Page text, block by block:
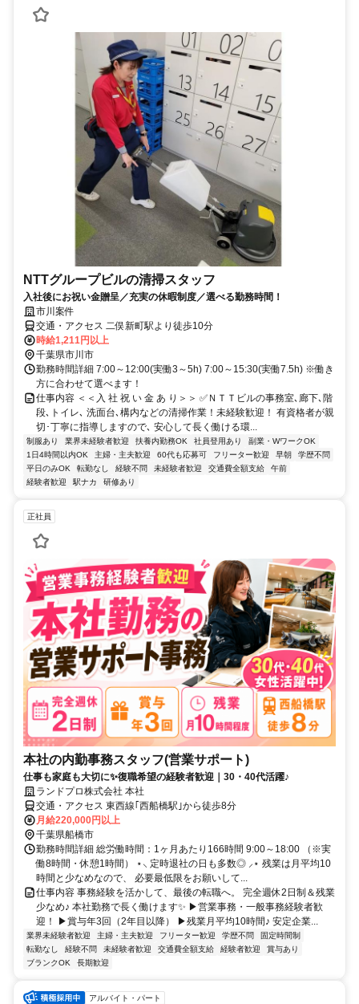
NTTグループビルの清掃スタッフ
入社後にお祝い金贈呈／充実の休暇制度／選べる勤務時間！
市川案件
交通・アクセス 二俣新町駅より徒歩10分
時給1,211円以上
千葉県市川市
勤務時間詳細 7:00～12:00(実働3～5h) 7:00～15:30(実働7.5h) ※働き
方に合わせて選べます！
仕事内容 ＜＜入 社 祝 い 金 あ り＞＞ ✅ＮＴＴビルの事務室､廊下､階
段､トイレ､ 洗面台､構内などの清掃作業！未経験歓迎！ 有資格者が親
切･丁寧に指導しますので､ 安心して長く働ける環...
制服あり 業界未経験者歓迎 扶養内勤務OK 社員登用あり
副業・WワークOK
1日4時間以内OK
主婦・主夫歓迎 60代も応募可 フリーター歓迎 早朝
学歴不問
平日のみOK
転勤なし 経験不問 未経験者歓迎 交通費全額支給
午前
経験者歓迎
駅ナカ 研修あり
正社員
本社の内勤事務スタッフ(営業サポート)
仕事も家庭も大切に✨復職希望の経験者歓迎｜30・40代活躍♪
ランドプロ株式会社 本社
交通・アクセス 東西線｢西船橋駅｣から徒歩8分
月給220,000円以上
千葉県船橋市
勤務時間詳細 総労働時間：1ヶ月あたり166時間 9:00～18:00 （※実
働8時間・休憩1時間） ⋆⸜ 定時退社の日も多数◎ ⸝⋆ 残業は月平均10
時間と少なめなので、 必要最低限をお願いして...
仕事内容 事務経験を活かして、最後の転職へ。 完全週休2日制＆残業
少なめ♪ 本社勤務で長く働けます✨ ▶営業事務・一般事務経験者歓
迎！ ▶賞与年3回（2年目以降） ▶残業月平均10時間♪ 安定企業...
業界未経験者歓迎 主婦・主夫歓迎 フリーター歓迎 学歴不問
固定時間制
転勤なし
経験不問 未経験者歓迎 交通費全額支給 経験者歓迎
賞与あり
ブランクOK
長期歓迎
アルバイト・パート